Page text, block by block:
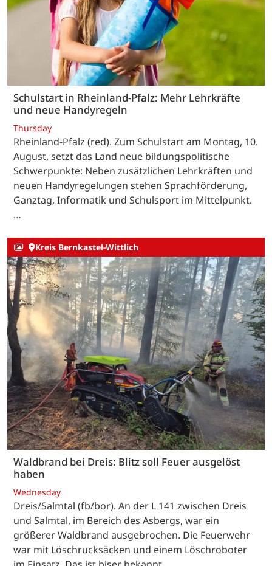
Schulstart in Rheinland-Pfalz: Mehr Lehrkräfte
und neue Handyregeln
Thursday
Rheinland-Pfalz (red). Zum Schulstart am Montag, 10.
August, setzt das Land neue bildungspolitische
Schwerpunkte: Neben zusätzlichen Lehrkräften und
neuen Handyregelungen stehen Sprachförderung,
Ganztag, Informatik und Schulsport im Mittelpunkt.
…
Kreis Bernkastel-Wittlich
Waldbrand bei Dreis: Blitz soll Feuer ausgelöst
haben
Wednesday
Dreis/Salmtal (fb/bor). An der L 141 zwischen Dreis
und Salmtal, im Bereich des Asbergs, war ein
größerer Waldbrand ausgebrochen. Die Feuerwehr
war mit Löschrucksäcken und einem Löschroboter